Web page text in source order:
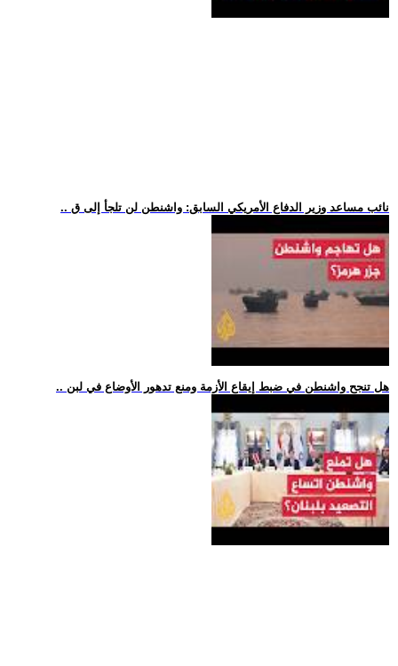
.. نائب مساعد وزير الدفاع الأمريكي السابق: واشنطن لن تلجأ إلى ق
.. هل تنجح واشنطن في ضبط إيقاع الأزمة ومنع تدهور الأوضاع في لبن